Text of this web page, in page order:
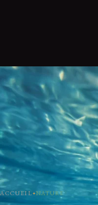
ACCUEIL NATURE